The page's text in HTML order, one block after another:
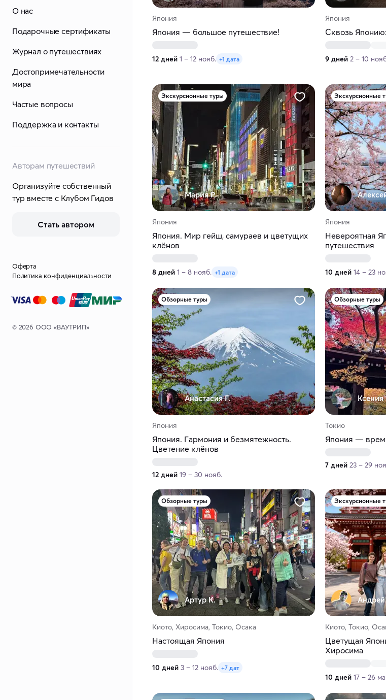
О нас
Подарочные сертификаты
Журнал о путешествиях
Достопримечательности
мира
Частые вопросы
Поддержка и контакты
Авторам путешествий
Организуйте собственный
тур вместе с Клубом Гидов
Стать автором
Оферта
Политика конфиденциальности
© 2026 ООО «ВАУТРИП»
Япония
Япония — большое путешествие!
12 дней 1 – 12 нояб. +1 дата
Япония
Сквозь
9 дней 2 – 10
Экскурсионные туры
Мария Р.
Япония
Япония. Мир гейш, самураев и цветущих
клёнов
8 дней 1 – 8 нояб. +1 дата
Экскурсионные
Япония
Невероятная
путешествия
10 дней 14 – 23
Обзорные туры
Анастасия Г.
Япония
Япония. Гармония и безмятежность.
Цветение клёнов
12 дней 19 – 30 нояб.
Обзорные туры
Ксения
Токио
Япония —
7 дней 23 – 29
Обзорные туры
Артур К.
Киото, Хиросима, Токио, Осака
Настоящая Япония
10 дней 3 – 12 нояб. +7 дат
Экскурсионные
Киото, Токио,
Цветущая
Хиросима
10 дней 17 – 26